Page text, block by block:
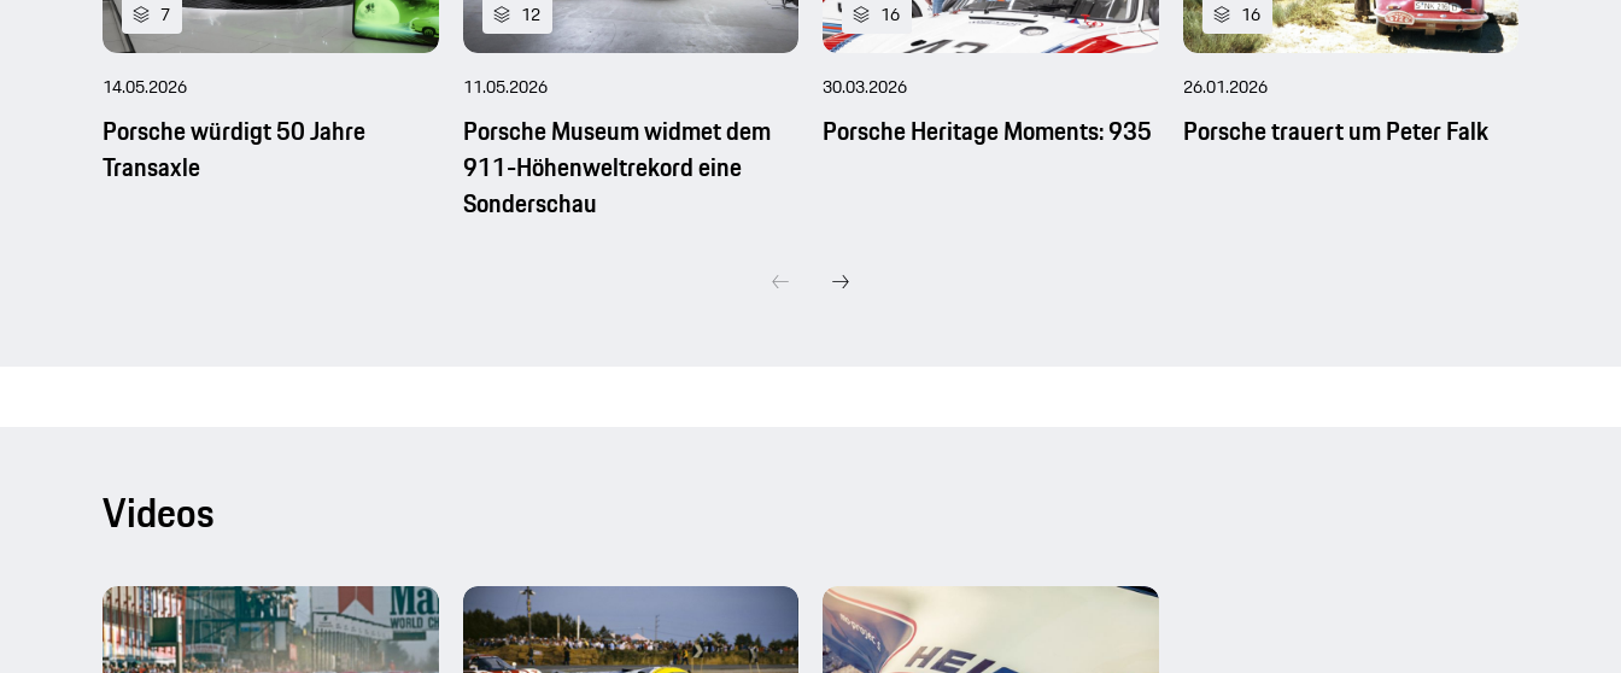
7
14.05.2026
Porsche würdigt 50 Jahre
Transaxle
12
11.05.2026
Porsche Museum widmet dem
911-Höhenweltrekord eine
Sonderschau
16
30.03.2026
Porsche Heritage Moments: 935
16
26.01.2026
Porsche trauert um Peter Falk
Videos